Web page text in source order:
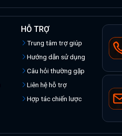
HỖ TRỢ
Trung tâm trợ giúp
Hướng dẫn sử dụng
Câu hỏi thường gặp
Liên hệ hỗ trợ
Hợp tác chiến lược